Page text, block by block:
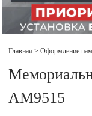
Главная > Оформление
AM9515